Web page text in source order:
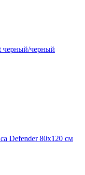
черный/черный
Defender 80х120 см